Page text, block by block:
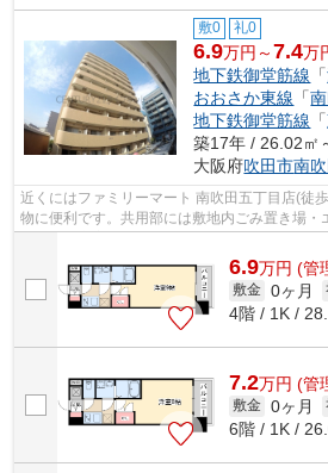
敷0 礼0
6.9万円～7.4万
地下鉄御堂筋線 「
おおさか東線 「
地下鉄御堂筋線 「
築17年 / 26.02㎡
大阪府吹田市南吹
近くにはファミリーマート 南吹田五丁目店(徒
物に便利です。共用部には敷地内ごみ置き場・
6.9万円 (管
敷金 0ヶ月
4階 / 1K /
7.2万円 (管
敷金 0ヶ月
6階 / 1K /